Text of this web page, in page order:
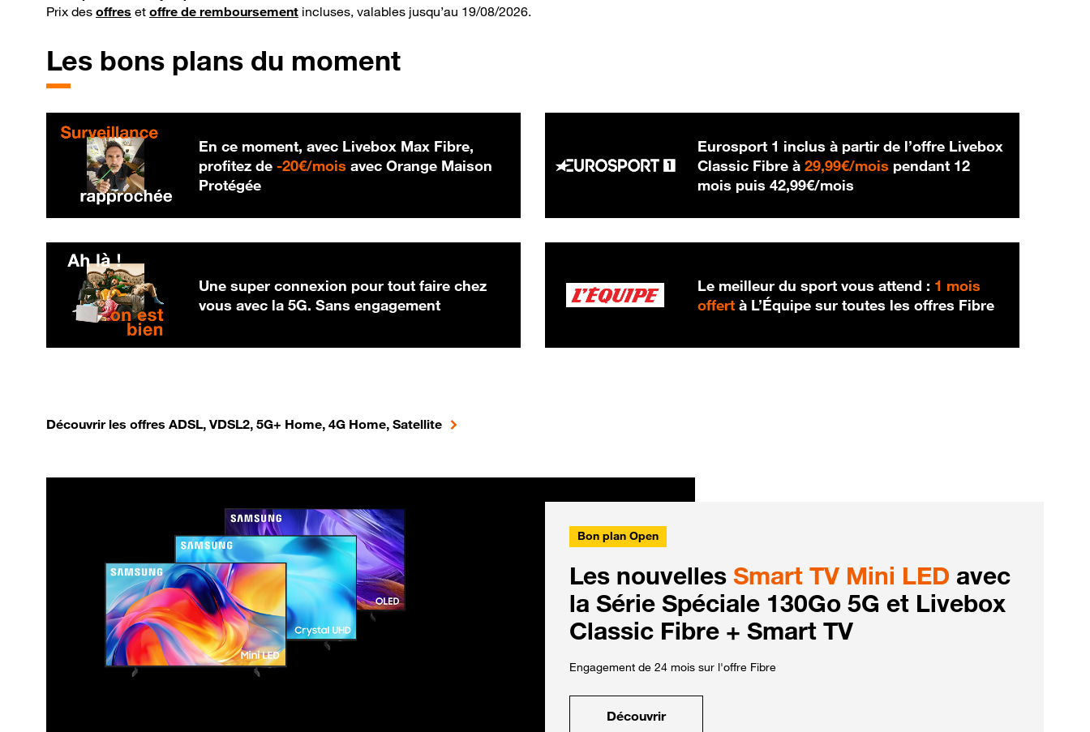
Prix des offres et offre de remboursement incluses, valables jusqu’au 19/08/2026.
Les bons plans du moment
En ce moment, avec Livebox Max Fibre,
profitez de -20€/mois 20 € par mois
avec Orange Maison
Protégée
Eurosport 1 inclus à partir de l’offre Livebox
Classic Fibre à29,99€/mois 29,99 € par mois
pendant 12
mois puis42,99€/mois
Une super connexion pour tout faire chez
vous avec la 5G. Sans engagement
Le meilleur du sport vous attend : 1 mois
offert à L’Équipe sur toutes les offres Fibre
Découvrir les offres ADSL, VDSL2, 5G+ Home, 4G Home, Satellite
Bon plan Open
Les nouvelles Smart TV Mini LED avec
la Série Spéciale 130Go 5G et Livebox
Classic Fibre + Smart TV
Engagement de 24 mois sur l'offre Fibre
Découvrir